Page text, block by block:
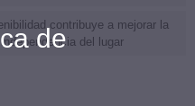
contribuye a mejorar la
del lugar
de